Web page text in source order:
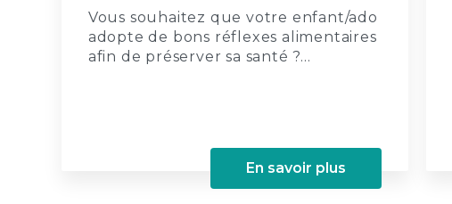
Vous souhaitez que votre enfant/ado
adopte de bons réflexes alimentaires
afin de préserver sa santé ?...
En savoir plus